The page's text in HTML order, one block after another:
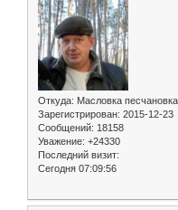
Откуда: Масловка песчановка
Зарегистрирован: 2015-12-23
Сообщений: 18158
Уважение: +24330
Последний визит:
Сегодня 07:09:56